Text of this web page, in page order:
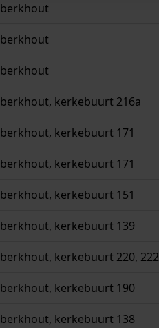
berkhout
berkhout
berkhout
berkhout, kerkebuurt 216a
berkhout, kerkebuurt 171
berkhout, kerkebuurt 171
berkhout, kerkebuurt 151
berkhout, kerkebuurt 139
berkhout, kerkebuurt 220, 222
berkhout, kerkebuurt 190
berkhout, kerkebuurt 138